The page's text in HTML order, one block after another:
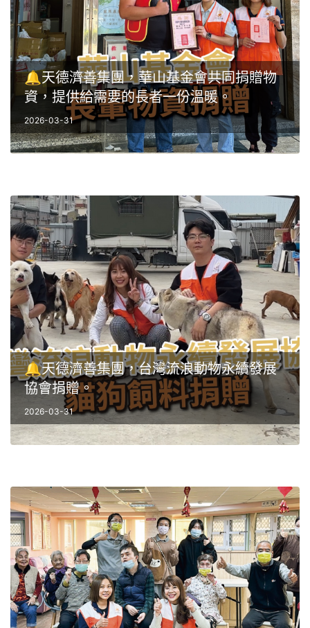
🔔天德濟善集團，華山基金會共同捐贈物
資，提供給需要的長者一份溫暖。
2026-03-31
🔔天德濟善集團，台灣流浪動物永續發展
協會捐贈。
2026-03-31